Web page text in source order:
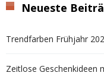
Neueste
Trendfarben Frühjahr
Zeitlose Geschenkideen